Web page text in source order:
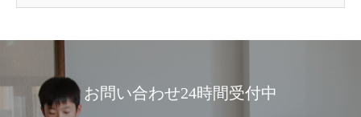
お問い合わせ24時間受付中